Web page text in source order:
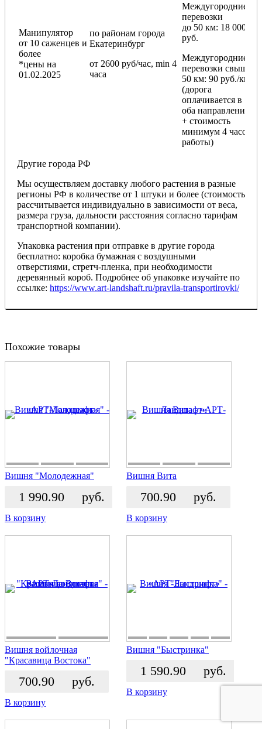
Манипулятор
от 10 саженцев и
более
*цены на
01.02.2025
по районам города
Екатеринбург
от 2600 руб/час, min 4
часа
Междугородние
перевозки
до 50 км: 18 000
руб.
Междугородние
перевозки свыше
50 км: 90 руб./км
(дорога
оплачивается в
оба направления
+ стоимость
минимум 4 часов
работы)
Другие города РФ
Мы осуществляем доставку любого растения в разные
регионы РФ в количестве от 1 штуки и более (стоимость
рассчитывается индивидуально в зависимости от веса,
размера груза, дальности расстояния согласно тарифам
транспортной компании).
Упаковка растения при отправке в другие города
бесплатно: коробка бумажная с воздушными
отверстиями, стретч-пленка, при необходимости
деревянный короб. Подробнее об упаковке изучайте по
ссылке: https://www.art-landshaft.ru/pravila-transportirovki/
Похожие товары
Вишня "Молодежная"
1 990.90 руб.
В корзину
Вишня Вита
700.90 руб.
В корзину
Вишня войлочная
"Красавица Востока"
700.90 руб.
В корзину
Вишня "Быстринка"
1 590.90 руб.
В корзину